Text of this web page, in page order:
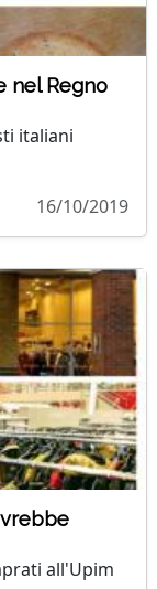
nel Regno
italiani
16/10/2019
all'Upim